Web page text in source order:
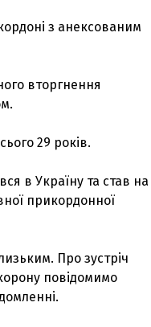
з анексованим
вторгнення
29 років.
в Україну та став на
прикордонної
Про зустріч
повідомимо